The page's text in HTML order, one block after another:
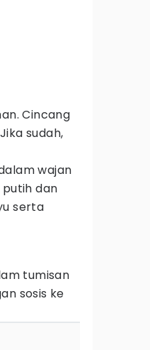
Cincang
sudah,
wajan
putih dan
serta
tumisan
sosis ke